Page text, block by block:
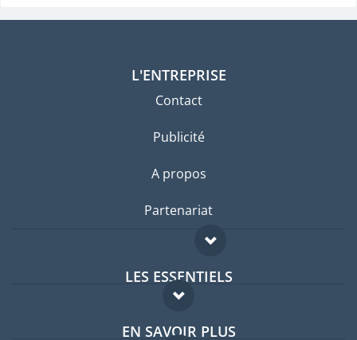
L'ENTREPRISE
Contact
Publicité
A propos
Partenariat
LES ESSENTIELS
Forum expatriés
EN SAVOIR PLUS